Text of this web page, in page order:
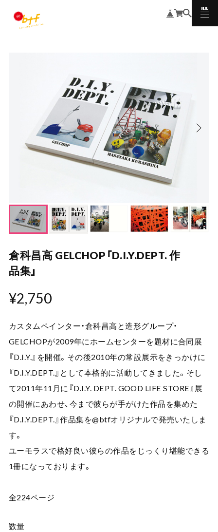
MENU
CLOSE
倉科昌高 GELCHOP「D.I.Y.DEPT. 作
品集」
¥2,750
カスタムペインター・倉科昌高と造形グループ・
GELCHOPが2009年にホームセンターを題材に合同展
『D.I.Y.』を開催。その後2010年の常設展示をきっかけに
『D.I.Y.DEPT.』として本格的に活動してきました。そし
て2011年11月に『D.I.Y. DEPT. GOOD LIFE STORE』展
の開催にあわせ、今まで彼らが手がけた作品を集めた
『D.I.Y.DEPT.』作品集を@btfオリジナルで発売いたしま
す。
ユーモラスで格好良い彼らの作品をじっくり堪能できる
1冊になっております。
全224ページ
数量